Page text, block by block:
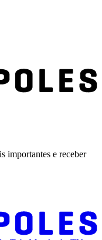
importantes e receber